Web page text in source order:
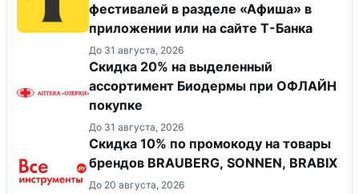
фестивалей в разделе «Афиша» в
приложении или на сайте Т-Банка
До 31 августа, 2026
Скидка 20% на выделенный
ассортимент Биодермы при ОФЛАЙН
покупке
До 31 августа, 2026
Скидка 10% по промокоду на товары
брендов BRAUBERG, SONNEN, BRABIX
До 20 августа, 2026